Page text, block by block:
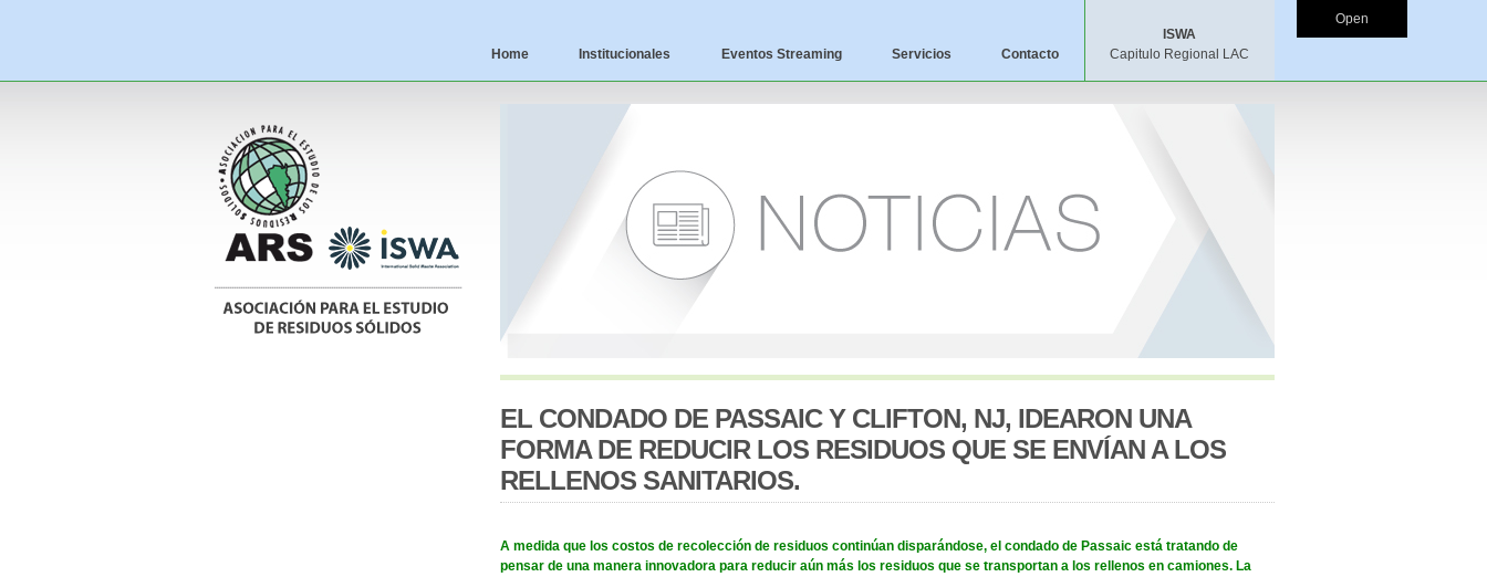
Home Institucionales Eventos Streaming Servicios Contacto
ISWA
Capitulo Regional LAC
EL CONDADO DE PASSAIC Y CLIFTON, NJ, IDEARON UNA
FORMA DE REDUCIR LOS RESIDUOS QUE SE ENVÍAN A LOS
RELLENOS SANITARIOS.
A medida que los costos de recolección de residuos continúan disparándose, el condado de Passaic está tratando de
pensar de una manera innovadora para reducir aún más los residuos que se transportan a los rellenos en camiones. La
Open